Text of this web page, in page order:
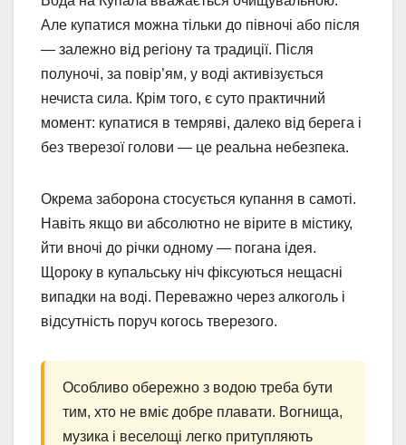
Але купатися можна тільки до півночі або після
— залежно від регіону та традиції. Після
полуночі, за повір’ям, у воді активізується
нечиста сила. Крім того, є суто практичний
момент: купатися в темряві, далеко від берега і
без тверезої голови — це реальна небезпека.
Окрема заборона стосується купання в самоті.
Навіть якщо ви абсолютно не вірите в містику,
йти вночі до річки одному — погана ідея.
Щороку в купальську ніч фіксуються нещасні
випадки на воді. Переважно через алкоголь і
відсутність поруч когось тверезого.
Особливо обережно з водою треба бути
тим, хто не вміє добре плавати. Вогнища,
музика і веселощі легко притупляють